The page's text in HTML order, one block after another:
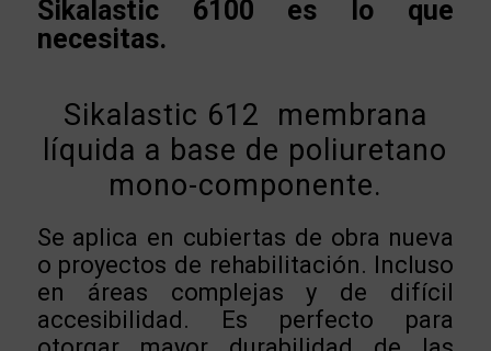
Sikalastic 6100 es lo que
necesitas.
Sikalastic 612 membrana
líquida a base de poliuretano
mono-componente.
Se aplica en cubiertas de obra nueva
o proyectos de rehabilitación. Incluso
en áreas complejas y de difícil
accesibilidad. Es perfecto para